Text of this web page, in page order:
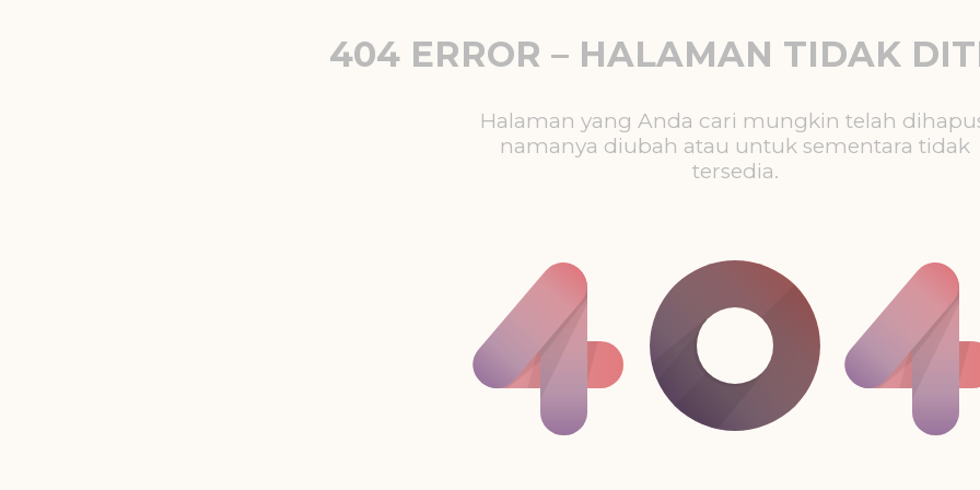
404 ERROR – HALAMAN TIDAK
Halaman yang Anda cari mungkin telah
namanya diubah atau untuk sementara tidak
tersedia.